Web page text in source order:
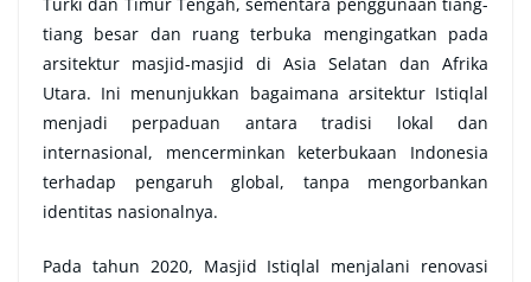
Turki dan Timur Tengah, sementara penggunaan tiang-
tiang besar dan ruang terbuka mengingatkan pada
arsitektur masjid-masjid di Asia Selatan dan Afrika
Utara. Ini menunjukkan bagaimana arsitektur Istiqlal
menjadi perpaduan antara tradisi lokal dan
internasional, mencerminkan keterbukaan Indonesia
terhadap pengaruh global, tanpa mengorbankan
identitas nasionalnya.
Pada tahun 2020, Masjid Istiqlal menjalani renovasi